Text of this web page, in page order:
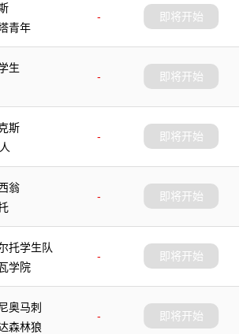
-
青年
即将开始
生
-
即将开始
斯
-
即将开始
翁
-
即将开始
托学生队
-
学院
即将开始
奥马刺
-
森林狼
即将开始